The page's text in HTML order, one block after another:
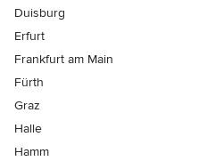
Duisburg
Erfurt
Frankfurt am Main
Fürth
Graz
Halle
Hamm